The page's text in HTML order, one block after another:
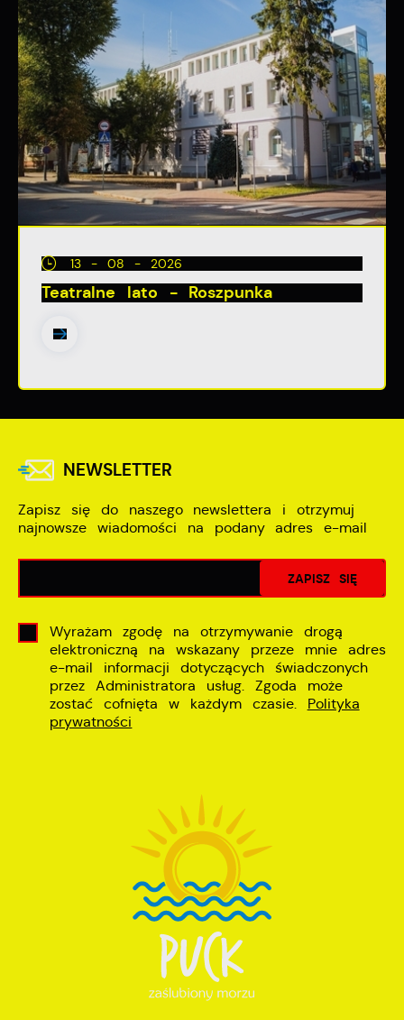
13 - 08 - 2026
Teatralne lato - Roszpunka
NEWSLETTER
Zapisz się do naszego newslettera i otrzymuj
najnowsze wiadomości na podany adres e-mail
Wyrażam zgodę na otrzymywanie drogą
elektroniczną na wskazany przeze mnie adres
e-mail informacji dotyczących świadczonych
przez Administratora usług. Zgoda może
zostać cofnięta w każdym czasie. Polityka
prywatności